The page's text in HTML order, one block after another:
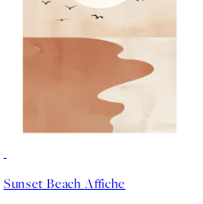
Sunset Beach Affiche